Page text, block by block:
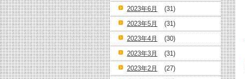
2023年6月
(31)
2023年5月
(31)
2023年4月
(30)
2023年3月
(31)
2023年2月
(27)